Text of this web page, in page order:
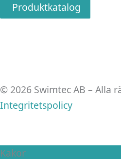
Produktkatalog
© 2026 Swimtec AB – Alla
Integritetspolicy
Kakor